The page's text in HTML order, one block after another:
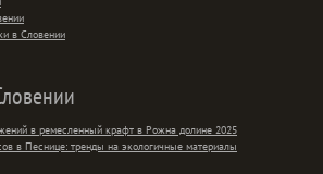
в Словении
в ремесленный крафт в Рожна долине 2025
в Песнице: тренды на экологичные материалы